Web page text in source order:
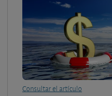
Consultar el artículo